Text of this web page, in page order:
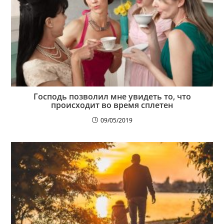
Господь позволил мне увидеть то, что
происходит во время сплетен
09/05/2019